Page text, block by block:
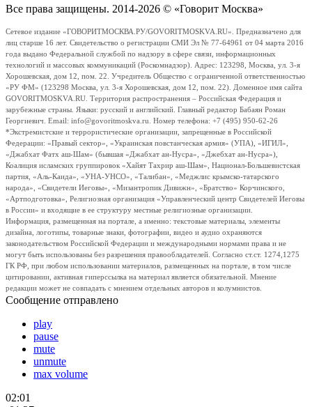
Все права защищены. 2014-2026 © «Говорит Москва»
Сетевое издание «ГОВОРИТМОСКВА.РУ/GOVORITMOSKVA.RU». Предназначено для
лиц старше 16 лет. Свидетельство о регистрации СМИ Эл № 77-64961 от 04 марта 2016
года выдано Федеральной службой по надзору в сфере связи, информационных
технологий и массовых коммуникаций (Роскомнадзор). Адрес: 123298, Москва, ул. 3-я
Хорошевская, дом 12, пом. 22. Учредитель Общество с ограниченной ответственностью
«РУ ФМ» (123298 Москва, ул. 3-я Хорошевская, дом 12, пом. 22). Доменное имя сайта
GOVORITMOSKVA.RU. Территория распространения – Российская Федерация и
зарубежные страны. Языки: русский и английский. Главный редактор Бабаян Роман
Георгиевич. Email: info@govoritmoskva.ru. Номер телефона: +7 (495) 950-62-26
*Экстремистские и террористические организации, запрещенные в Российской
Федерации: «Правый сектор», «Украинская повстанческая армия» (УПА), «ИГИЛ»,
«Джабхат Фатх аш-Шам» (бывшая «Джабхат ан-Нусра», «Джебхат ан-Нусра»),
Коалиция исламских группировок «Хайят Тахрир аш-Шам», Национал-Большевистская
партия, «Аль-Каида», «УНА-УНСО», «Талибан», «Меджлис крымско-татарского
народа», «Свидетели Иеговы», «Мизантропик Дивижн», «Братство» Корчинского,
«Артподготовка», Религиозная организация «Управленческий центр Свидетелей Иеговы
в России» и входящие в ее структуру местные религиозные организации.
Информация, размещенная на портале, а именно: текстовые материалы, элементы
дизайна, логотипы, товарные знаки, фотографии, видео и аудио охраняются
законодательством Российской Федерации и международными нормами права и не
могут быть использованы без разрешения правообладателей. Согласно ст.ст. 1274,1275
ГК РФ, при любом использовании материалов, размещенных на портале, в том числе
цитировании, активная гиперссылка на материал является обязательной. Мнение
редакции может не совпадать с мнением отдельных авторов и колумнистов.
Сообщение отправлено
play
pause
mute
unmute
max volume
02:01